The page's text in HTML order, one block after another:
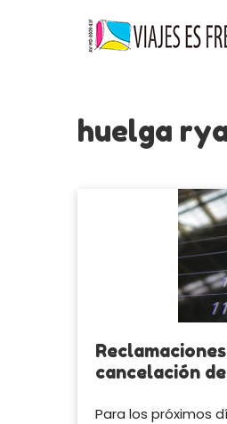
huelga
cancelación
Para los próximos